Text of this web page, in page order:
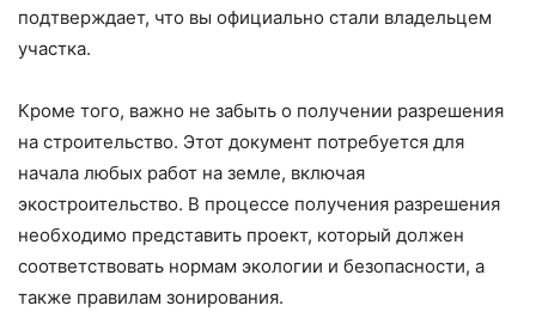
подтверждает, что вы официально стали владельцем
участка.
Кроме того, важно не забыть о получении разрешения
на строительство. Этот документ потребуется для
начала любых работ на земле, включая
экостроительство. В процессе получения разрешения
необходимо представить проект, который должен
соответствовать нормам экологии и безопасности, а
также правилам зонирования.